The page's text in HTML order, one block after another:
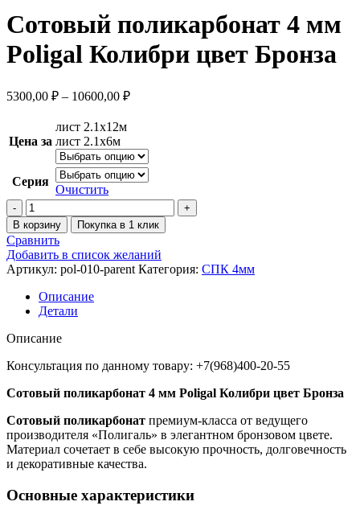
Сотовый поликарбонат 4 мм
Poligal Колибри цвет Бронза
5300,00 ₽ – 10600,00 ₽
Цена за
лист 2.1х12м
лист 2.1х6м
Серия
Очистить
В корзину Покупка в 1 клик
Сравнить
Добавить в список желаний
Артикул: pol-010-parent Категория: СПК 4мм
Описание
Детали
Описание
Консультация по данному товару: +7(968)400-20-55
Сотовый поликарбонат 4 мм Poligal Колибри цвет Бронза
Сотовый поликарбонат премиум-класса от ведущего
производителя «Полигаль» в элегантном бронзовом цвете.
Материал сочетает в себе высокую прочность, долговечность
и декоративные качества.
Основные характеристики